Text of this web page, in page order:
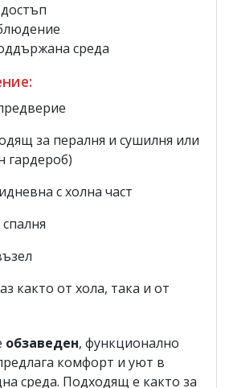
среда
за пералня и сушилня или
гардероб)
с холна част
както от хола, така и от
обзаведен, функционално
комфорт и уют в
среда. Подходящ е както за